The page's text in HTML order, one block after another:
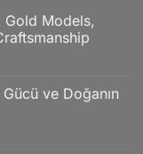
Gold Models,
ve Doğanın